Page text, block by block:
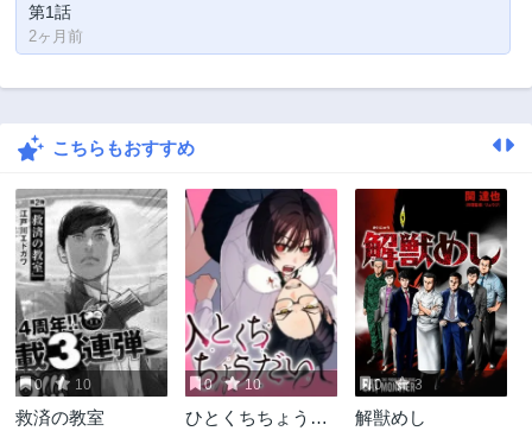
第1話
2ヶ月前
こちらもおすすめ
0 10
救済の教室
0 10
ひとくちちょうだ
0 3
解獣めし